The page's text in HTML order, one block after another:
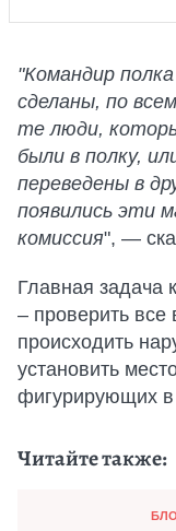
"Командир
сделаны, по
те люди,
были в полку,
переведены в
появились эти
комиссия", —
Главная задача
– проверить
происходить
установить
фигурирующих
Читайте также: